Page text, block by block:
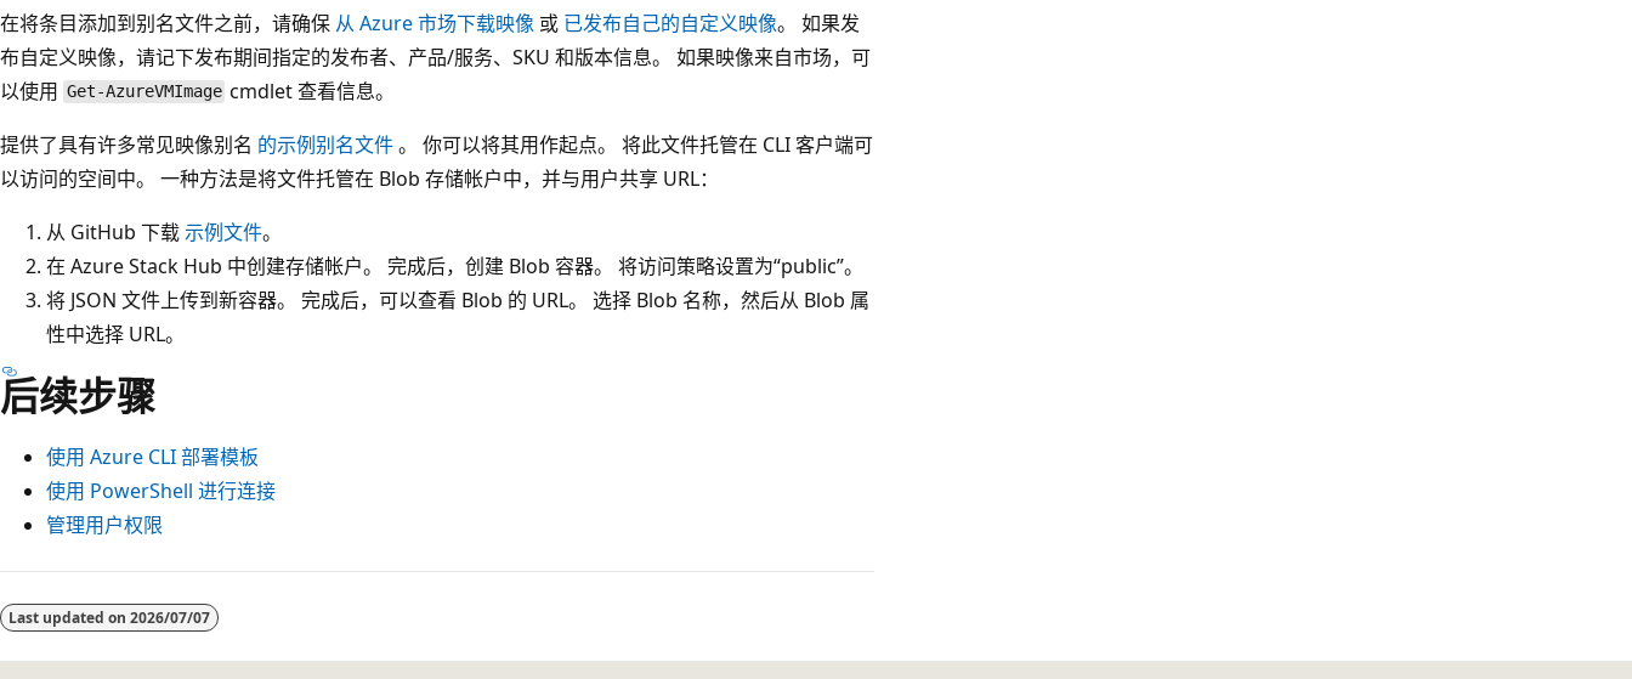
在将条目添加到别名文件之前，请确保 从 Azure 市场下载映像 或 已发布自己的自定义映像。 如果发
布自定义映像，请记下发布期间指定的发布者、产品/服务、SKU 和版本信息。 如果映像来自市场，可
以使用 Get-AzureVMImage cmdlet 查看信息。
提供了具有许多常见映像别名 的示例别名文件。 你可以将其用作起点。 将此文件托管在 CLI 客户端可
以访问的空间中。 一种方法是将文件托管在 Blob 存储帐户中，并与用户共享 URL：
从 GitHub 下载示例文件。
在 Azure Stack Hub 中创建存储帐户。 完成后，创建 Blob 容器。 将访问策略设置为“public”。
将 JSON 文件上传到新容器。 完成后，可以查看 Blob 的 URL。 选择 Blob 名称，然后从 Blob 属
性中选择 URL。
后续步骤
使用 Azure CLI 部署模板
使用 PowerShell 进行连接
管理用户权限
阅
读Last updated on 2026/07/07